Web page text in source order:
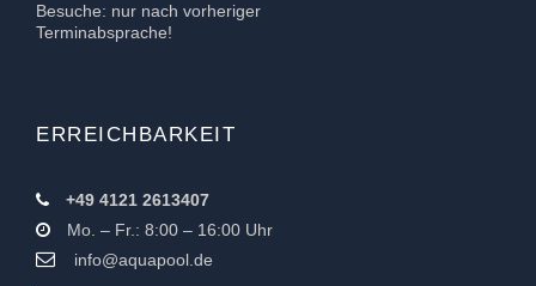
Besuche: nur nach vorheriger
Terminabsprache!
ERREICHBARKEIT
+49 4121 2613407
Mo. – Fr.: 8:00 – 16:00 Uhr
info@aquapool.de